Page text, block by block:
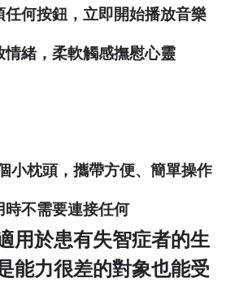
任何按鈕，立即開始播放音樂
情緒，柔軟觸感撫慰心靈
小枕頭，攜帶方便、簡單操作
時不需要連接任何
用於患有失智症者的生
能力很差的對象也能受